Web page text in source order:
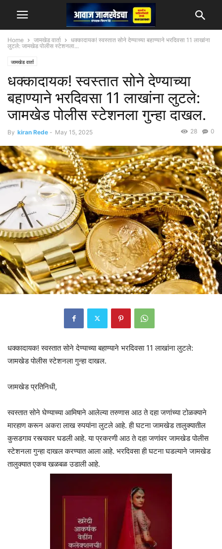
Home जामखेड वार्ता
धक्कादायक! स्वस्तात सोने देण्याच्या बहाण्याने भरदिवसा 11 लाखांना
लुटले: जामखेड पोलीस स्टेशनला...
जामखेड वार्ता
धक्कादायक! स्वस्तात सोने देण्याच्या
बहाण्याने भरदिवसा 11 लाखांना लुटले:
जामखेड पोलीस स्टेशनला गुन्हा दाखल.
By kiran Rede - May 15, 2025 0
28
धक्कादायक! स्वस्तात सोने देण्याच्या बहाण्याने भरदिवसा 11 लाखांना लुटले:
जामखेड पोलीस स्टेशनला गुन्हा दाखल.
जामखेड प्रतिनिधी,
स्वस्तात सोने घेण्याच्या आमिषाने आलेल्या तरुणास आठ ते दहा जणांच्या टोळक्याने
मारहाण करून अकरा लाख रुपयांना लुटले आहे. ही घटना जामखेड तालुक्यातील
कुसडगाव रस्त्यावर घडली आहे. या प्रकरणी आठ ते दहा जणांवर जामखेड पोलीस
स्टेशनला गुन्हा दाखल करण्यात आला आहे. भरदिवसा ही घटना घडल्याने जामखेड
तालुक्यात एकच खळबळ उडाली आहे.